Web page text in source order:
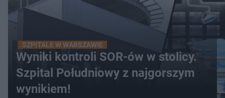
SZPITALE W WARSZAWIE
Wyniki kontroli SOR-ów w stolicy.
Szpital Południowy z najgorszym
wynikiem!